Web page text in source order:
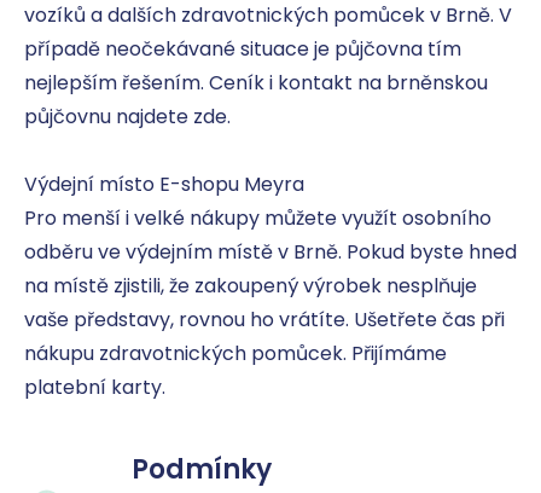
vozíků a dalších zdravotnických pomůcek v Brně. V
případě neočekávané situace je půjčovna tím
nejlepším řešením. Ceník i kontakt na brněnskou
půjčovnu najdete zde.
Výdejní místo E-shopu Meyra
Pro menší i velké nákupy můžete využít osobního
odběru ve výdejním místě v Brně. Pokud byste hned
na místě zjistili, že zakoupený výrobek nesplňuje
vaše představy, rovnou ho vrátíte. Ušetřete čas při
nákupu zdravotnických pomůcek. Přijímáme
platební karty.
Podmínky